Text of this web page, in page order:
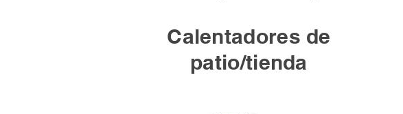
Calentadores de
patio/tienda